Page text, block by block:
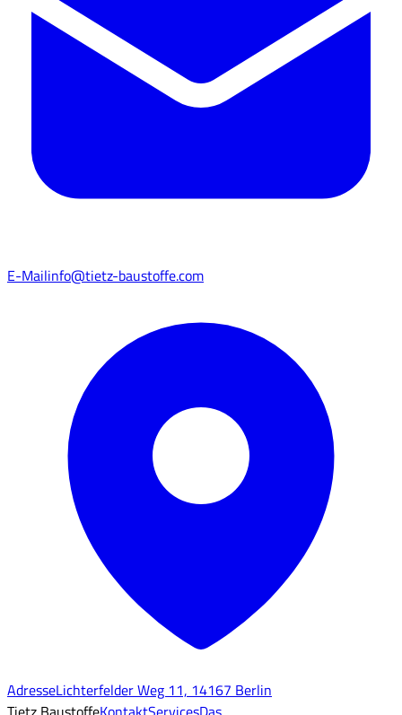
E-Mailinfo@tietz-baustoffe.com
AdresseLichterfelder Weg 11, 14167 Berlin